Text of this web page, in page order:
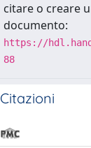
citare o creare
documento:
https://
88
Citazioni